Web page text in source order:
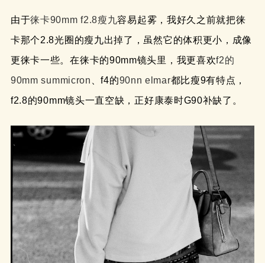
由于徕卡90mm f2.8瘦九容易起雾，我好久之前就把徕
卡那个2.8光圈的瘦九出掉了，虽然它的体积更小，成像
更徕卡一些。在徕卡的90mm镜头里，我更喜欢f2的
90mm summicron
、f4的90nn elmar都比瘦9有特点，
f2.8的90mm镜头一直空缺，正好康泰时G90补缺了。